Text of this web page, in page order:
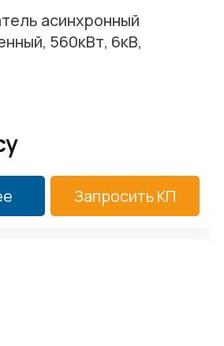
асинхронный
560кВт, 6кВ,
Запросить КП